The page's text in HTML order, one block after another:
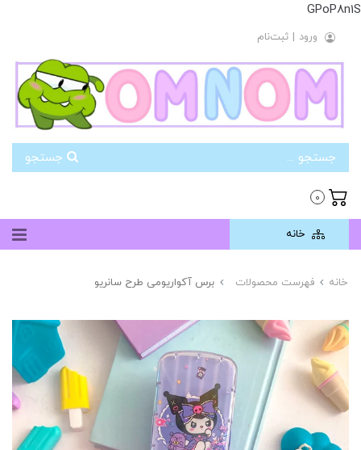
GPoP8n1S
ورود | ثبت‌نام
0
خانه
خانه فهرست محصولات برس آکواریومی طرح سانریو